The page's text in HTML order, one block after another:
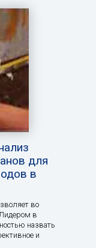
для
в
во
в
назвать
и